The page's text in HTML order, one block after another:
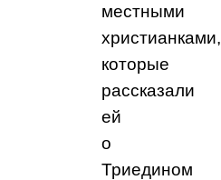
местными
христианками,
которые
рассказали
ей
о
Триедином